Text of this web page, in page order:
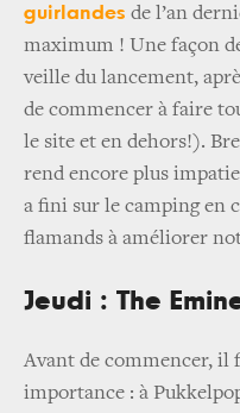
guirlandes de l’an
maximum ! Une façon
veille du lancement,
de commencer à faire
le site et en dehors!).
rend encore plus
a fini sur le camping en
flamands à améliorer
Jeudi : The
Avant de commencer, il
importance : à